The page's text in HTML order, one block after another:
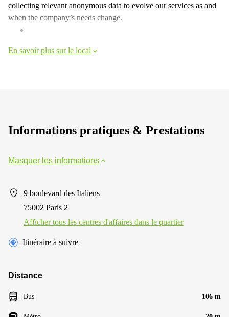
collecting relevant anonymous data to evolve our services as and
when the company’s needs change.
En savoir plus sur le local
Informations pratiques & Prestations
Masquer les informations
9 boulevard des Italiens
75002 Paris 2
Afficher tous les centres d'affaires dans le quartier
Itinéraire à suivre
Distance
Bus 106 m